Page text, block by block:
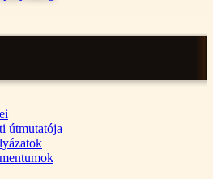
útmutatója